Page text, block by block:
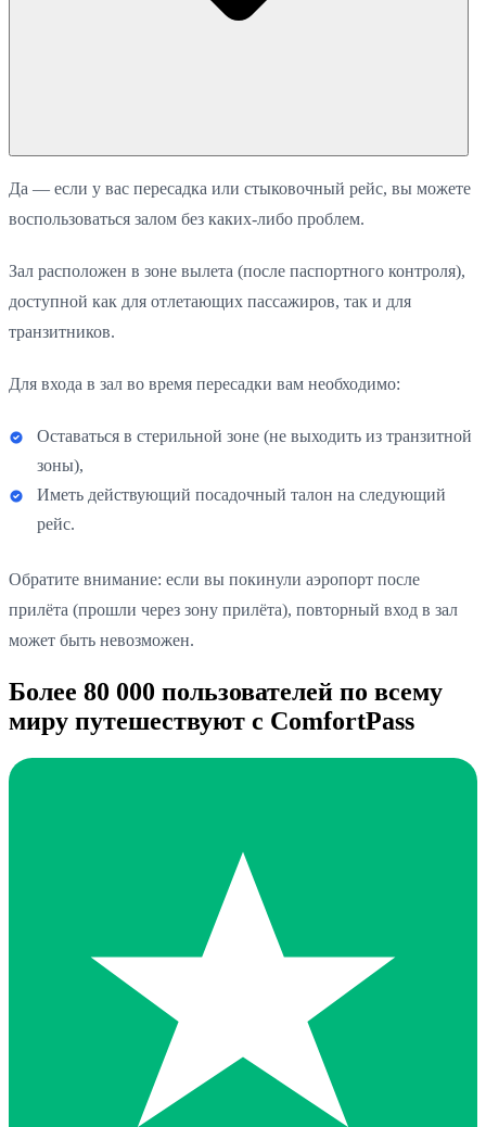
Да — если у вас пересадка или стыковочный рейс, вы можете
воспользоваться залом без каких-либо проблем.
Зал расположен в зоне вылета (после паспортного контроля),
доступной как для отлетающих пассажиров, так и для
транзитников.
Для входа в зал во время пересадки вам необходимо:
Оставаться в стерильной зоне (не выходить из транзитной
зоны),
Иметь действующий посадочный талон на следующий
рейс.
Обратите внимание: если вы покинули аэропорт после
прилёта (прошли через зону прилёта), повторный вход в зал
может быть невозможен.
Более 80 000 пользователей по всему
миру путешествуют с ComfortPass